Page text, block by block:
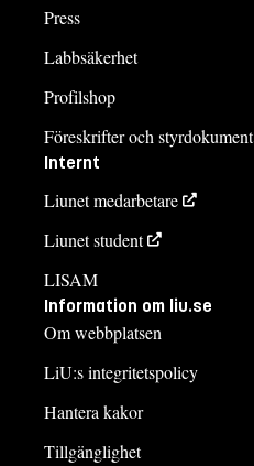
Press
Labbsäkerhet
Profilshop
Föreskrifter och styrdokument
Internt
Liunet medarbetare
Liunet student
LISAM
Information om liu.se
Om webbplatsen
LiU:s integritetspolicy
Hantera kakor
Tillgänglighet